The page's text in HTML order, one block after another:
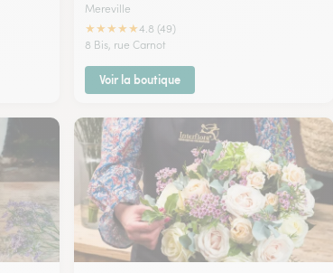
Mereville
★★★★★4.8 (49)
8 Bis, rue Carnot
Voir la boutique